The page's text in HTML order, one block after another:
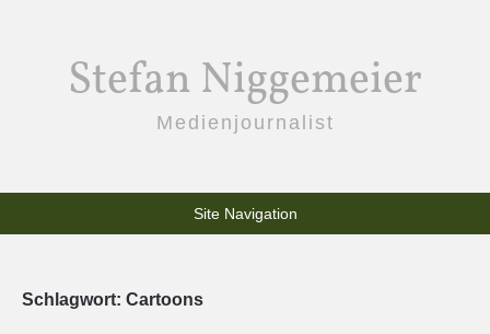
Stefan Niggemeier
Medienjournalist
Site Navigation
Schlagwort: Cartoons